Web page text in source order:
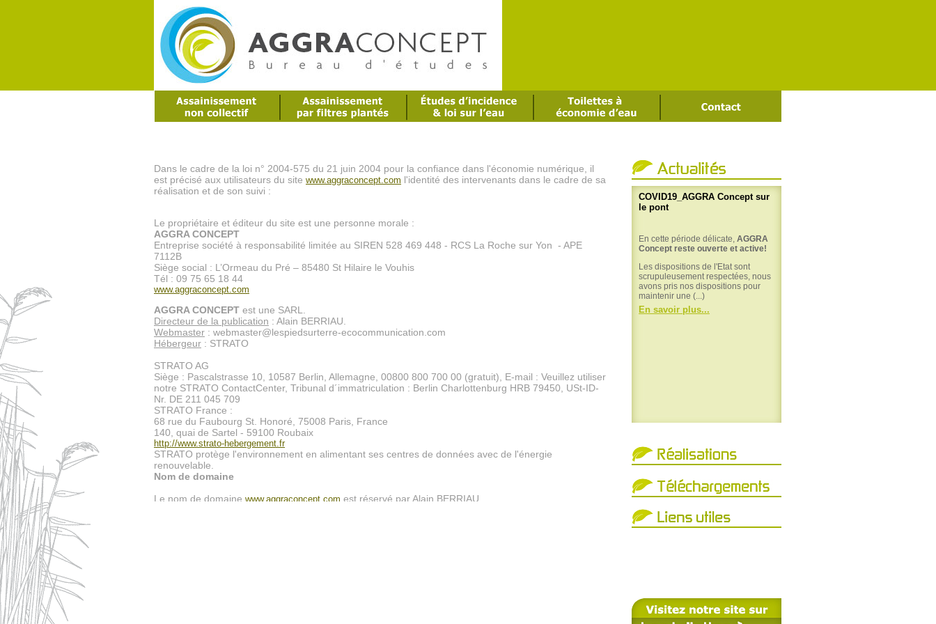
Dans le cadre de la loi n° 2004-575 du 21 juin 2004 pour la confiance dans l'économie numérique, il
est précisé aux utilisateurs du site www.aggraconcept.com l'identité des intervenants dans le cadre de sa
réalisation et de son suivi :
Le propriétaire et éditeur du site est une personne morale :
AGGRA CONCEPT
Entreprise société à responsabilité limitée au SIREN 528 469 448 - RCS La Roche sur Yon - APE
7112B
Siège social : L’Ormeau du Pré – 85480 St Hilaire le Vouhis
Tél : 09 75 65 18 44
www.aggraconcept.com
AGGRA CONCEPT est une SARL.
Directeur de la publication : Alain BERRIAU.
Webmaster : webmaster@lespiedsurterre-ecocommunication.com
Hébergeur : STRATO
STRATO AG
Siège : Pascalstrasse 10, 10587 Berlin, Allemagne, 00800 800 700 00 (gratuit), E-mail : Veuillez utiliser
notre STRATO ContactCenter, Tribunal d´immatriculation : Berlin Charlottenburg HRB 79450, USt-ID-
Nr. DE 211 045 709
STRATO France :
68 rue du Faubourg St. Honoré, 75008 Paris, France
140, quai de Sartel - 59100 Roubaix
http://www.strato-hebergement.fr
STRATO protège l'environnement en alimentant ses centres de données avec de l'énergie
renouvelable.
Nom de domaine
Le nom de domaine www.aggraconcept.com est réservé par Alain BERRIAU.
COVID19_AGGRA Concept sur
le pont
En cette période délicate, AGGRA
Concept reste ouverte et active!
Les dispositions de l'Etat sont
scrupuleusement respectées, nous
avons pris nos dispositions pour
maintenir une (...)
En savoir plus...